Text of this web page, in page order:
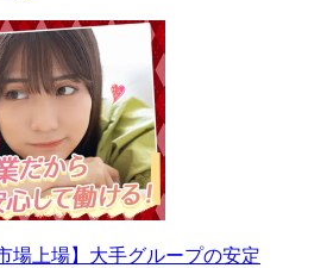
場上場】大手グループの安定